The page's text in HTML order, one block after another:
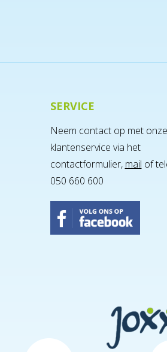
SERVICE
Neem contact op met onze
klantenservice via het
contactformulier, mail of
050 660 600